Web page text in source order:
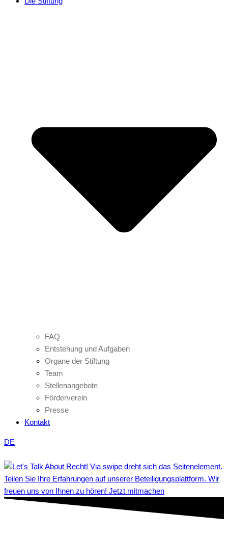
FAQ
Entstehung und Aufgaben
Organe der Stiftung
Team
Stellenangebote
Förderverein
Presse
Kontakt
DE
Teilen Sie Ihre Erfahrungen auf unserer Beteiligungsplattform. Wir
freuen uns von Ihnen zu hören! Jetzt mitmachen